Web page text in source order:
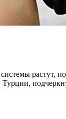
растут,
Турции,